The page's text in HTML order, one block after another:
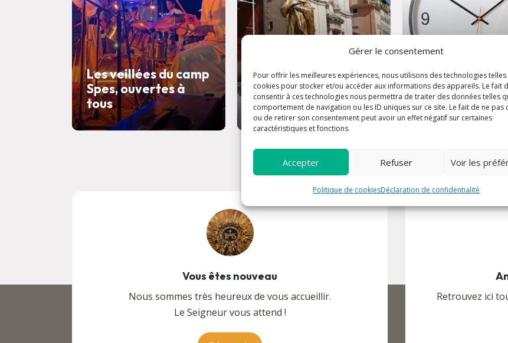
Gérer le consentement
Pour offrir les meilleures expériences, nous utilisons des technologies telles
cookies pour stocker et/ou accéder aux informations des appareils. Le fait
consentir à ces technologies nous permettra de traiter des données telles
comportement de navigation ou les ID uniques sur ce site. Le fait de ne pas
ou de retirer son consentement peut avoir un effet négatif sur certaines
caractéristiques et fonctions.
Accepter Refuser Voir les
Politique de cookiesDéclaration de confidentialité
Les veillées du camp
Spes, ouvertes à
tous
Fête de
l'Assomption
Horaires d'été
Vous êtes nouveau
Nous sommes très heureux de vous accueillir.
Le Seigneur vous attend !
Retrouvez ici